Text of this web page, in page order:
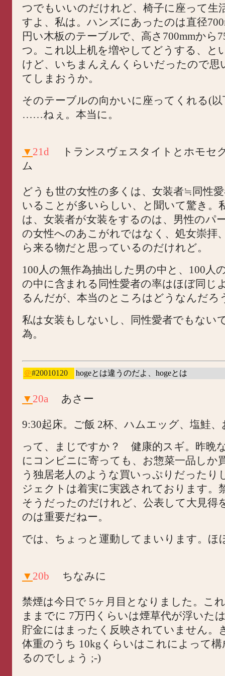
つでもいいのだけれど、椅子に座って生
すよ、私は。ハンズにあったのは直径
円い木板のテーブルで、高さ700mmから
つ。これ以上机を増やしてどうする、と
けど、いちまんえんくらいだったので思
てしまおうか。
そのテーブルの向かいに座ってくれる(以
……ねぇ。本当に。
▼ 21d
トランスヴェスタイトとホモセ
ム
どうも世の女性の多くは、女装者≒同性
いることが多いらしい、と聞いて驚き。
は、女装者が女装をするのは、男性のパ
の女性へのあこがれではなく、処女崇拝
ら来る物だと思っているのだけれど。
100人の無作為抽出した男の中と、100人
の中に含まれる同性愛者の率はほぼ同じ
るんだが、本当のところはどうなんだろ
私は女装もしないし、同性愛者でもない
為。
＠#20010120 hogeとは違うのだよ、hogeとは
▼ 20a あさー
9:30起床。ご飯 2杯、ハムエッグ、塩鮭
って、まじですか？ 健康的スギ。昨晩
にコンビニに寄っても、お惣菜一品しか
う独居老人のような買いっぷりだったり
ジェクトは着実に実践されております。
そうだったのだけれど、公表して大見得
のは重要だねー。
では、ちょっと運動してまいります。ほ
▼ 20b ちなみに
禁煙は今日で 5ヶ月目となりました。こ
ままでに 7万円くらいは煙草代が浮いた
貯金にはまったく反映されていません。
体重のうち 10kgくらいはこれによって
るのでしょう ;-)